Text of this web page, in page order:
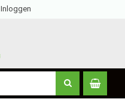
Inloggen